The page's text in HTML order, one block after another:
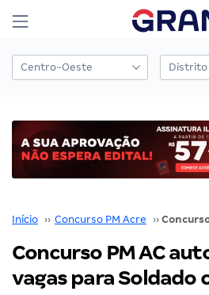
Início ›› Concurso PM Acre ››
Concurso PM AC
vagas para Soldado